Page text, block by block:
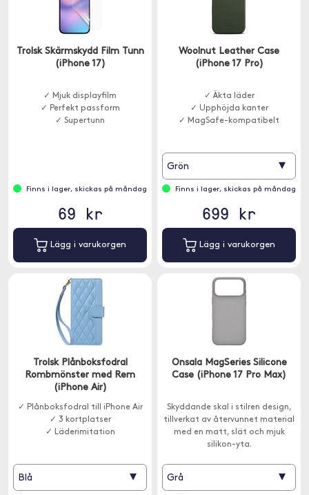
Trolsk Skärmskydd Film Tunn
(iPhone 17)
✓ Mjuk displayfilm
✓ Perfekt passform
✓ Supertunn
Finns i lager, skickas på måndag
69 kr
Lägg i varukorgen
Woolnut Leather Case
(iPhone 17 Pro)
✓ Äkta läder
✓ Upphöjda kanter
✓ MagSafe-kompatibelt
Grön ▾
Finns i lager, skickas på måndag
699 kr
Lägg i varukorgen
Trolsk Plånboksfodral
Rombmönster med Rem
(iPhone Air)
✓ Plånboksfodral till iPhone Air
✓ 3 kortplatser
✓ Läderimitation
Blå ▾
Onsala MagSeries Silicone
Case (iPhone 17 Pro Max)
Skyddande skal i stilren design,
tillverkat av återvunnet material
med en matt, slät och mjuk
silikon-yta.
Grå ▾